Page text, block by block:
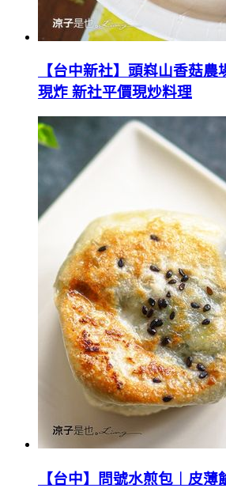
【台中新社】頭嵙山香菇
現炸 新社平價現炒料理
【台中】問號水煎包︱皮